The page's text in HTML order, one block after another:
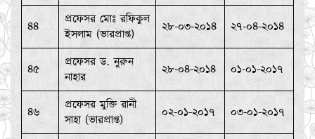
৪৪
প্রফেসর মোঃ রফিকুল
ইসলাম (ভারপ্রাপ্ত)
২৮-০৩-২০১৪ ২৭-০৪-২০১৪
৪৫
প্রফেসর ড. নুরুন
নাহার
২৮-০৪-২০১৪ ০১-০১-২০১৭
৪৬
প্রফেসর মুক্তি রানী
সাহা (ভারপ্রাপ্ত)
০২-০১-২০১৭ ০৩-০১-২০১৭